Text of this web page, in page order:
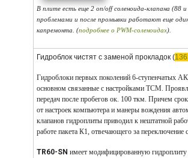
В плите есть еще 2 on/off соленоида-клапана (88
проблемами и после промывки работают еще
капремонта. (подробнее о PWM-соленоидах).
Гидроблок чистят с заменой прокладок (
Гидроблоки первых поколений 6-ступенчатых
основном связанные с настройками ТСМ.
передач после пробегов ок. 100 ткм. Причем
от настроек компьютера и манеры вождения
клапанов гидроплиты приводил к нештатной
работе пакета К1, отвечающего за переключение
TR60-SN имеет модифицированную гидроплиту